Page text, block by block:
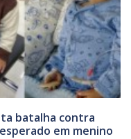
batalha contra
em menino